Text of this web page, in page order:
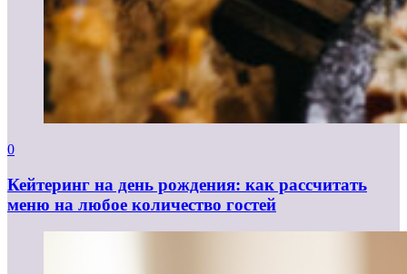
0
Кейтеринг на день рождения: как рассчитать
меню на любое количество гостей